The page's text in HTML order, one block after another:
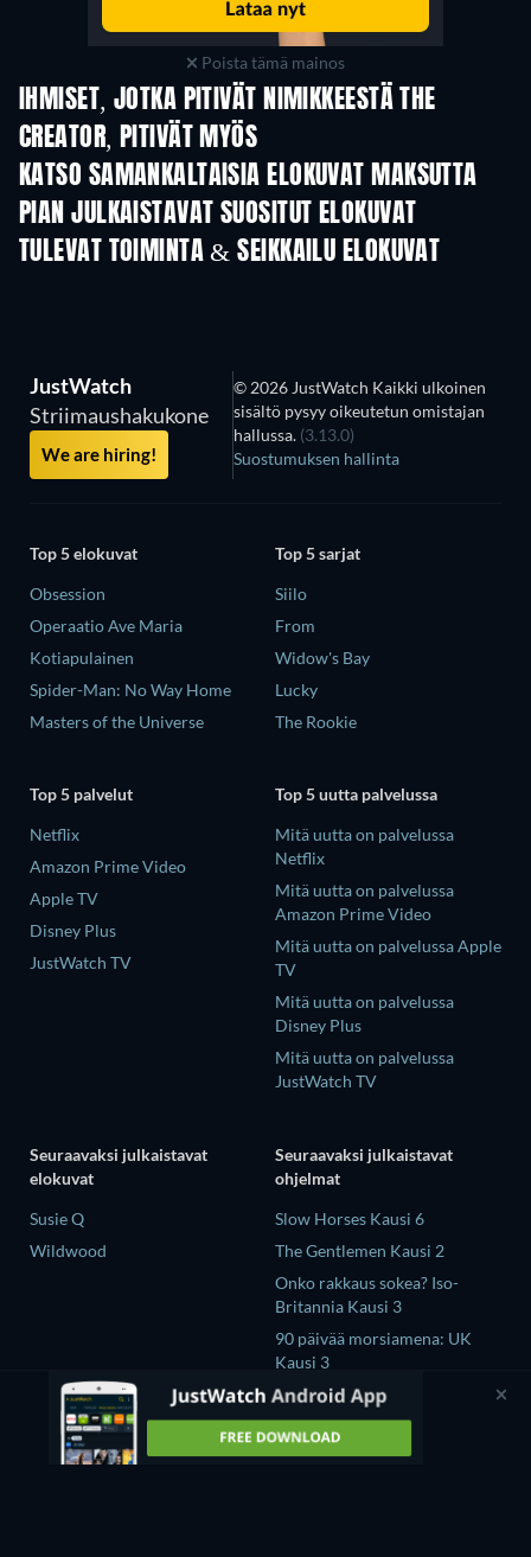
Poista tämä mainos
IHMISET, JOTKA PITIVÄT NIMIKKEESTÄ THE
CREATOR, PITIVÄT MYÖS
KATSO SAMANKALTAISIA ELOKUVAT MAKSUTTA
PIAN JULKAISTAVAT SUOSITUT ELOKUVAT
TULEVAT TOIMINTA & SEIKKAILU ELOKUVAT
JustWatch
Striimaushakukone
We are hiring!
© 2026 JustWatch Kaikki ulkoinen
sisältö pysyy oikeutetun omistajan
hallussa. (3.13.0)
Suostumuksen hallinta
Top 5 elokuvat
Obsession
Operaatio Ave Maria
Kotiapulainen
Spider-Man: No Way Home
Masters of the Universe
Top 5 sarjat
Siilo
From
Widow's Bay
Lucky
The Rookie
Top 5 palvelut
Netflix
Amazon Prime Video
Apple TV
Disney Plus
JustWatch TV
Top 5 uutta palvelussa
Mitä uutta on palvelussa
Netflix
Mitä uutta on palvelussa
Amazon Prime Video
Mitä uutta on palvelussa Apple
TV
Mitä uutta on palvelussa
Disney Plus
Mitä uutta on palvelussa
JustWatch TV
Seuraavaksi julkaistavat
elokuvat
Susie Q
Wildwood
Seuraavaksi julkaistavat
ohjelmat
Slow Horses Kausi 6
The Gentlemen Kausi 2
Onko rakkaus sokea? Iso-
Britannia Kausi 3
90 päivää morsiamena: UK
Kausi 3
The Chosen in the Wild with
Bear Grylls Kausi 1